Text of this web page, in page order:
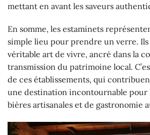
mettant en avant les saveurs
En somme, les estaminets
simple lieu pour prendre un verre.
véritable art de vivre, ancré dans la
transmission du patrimoine local.
de ces établissements, qui
une destination incontournable pour
bières artisanales et de gastronomie